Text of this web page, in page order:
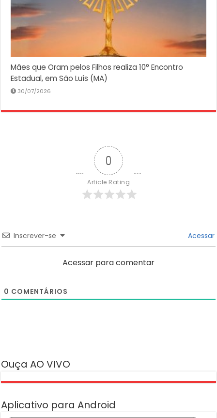
Mães que Oram pelos Filhos realiza 10° Encontro
Estadual, em São Luís (MA)
30/07/2026
0
Article Rating
Inscrever-se Acessar
Acessar para comentar
0 COMENTÁRIOS
Ouça AO VIVO
Aplicativo para Android